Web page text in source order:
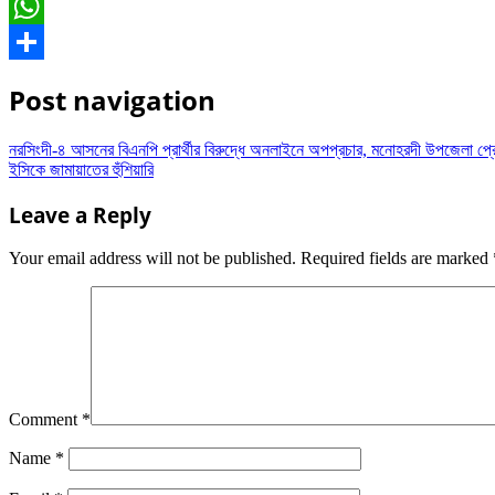
Messenger
WhatsApp
Post navigation
নরসিংদী-৪ আসনের বিএনপি প্রার্থীর বিরুদ্ধে অনলাইনে অপপ্রচার, মনোহরদী উপজেলা
ইসিকে জামায়াতের হুঁশিয়ারি
Leave a Reply
Your email address will not be published. Required fields are marked
Comment *
Name *